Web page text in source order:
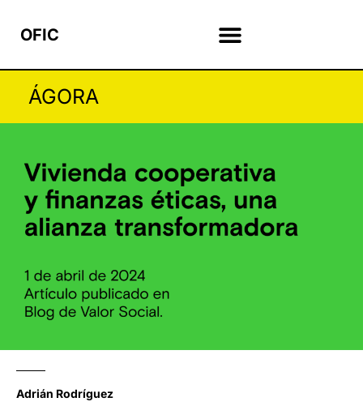
OFIC
ÁGORA
Adrián Rodríguez